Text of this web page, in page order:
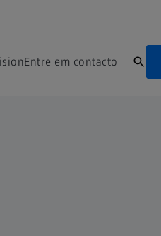
Entre em contacto